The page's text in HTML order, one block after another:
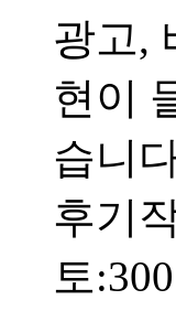
광고,
현이
습니
후기
토